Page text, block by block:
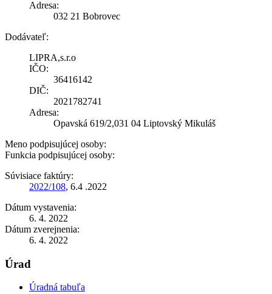
Adresa:
032 21 Bobrovec
Dodávateľ:
LIPRA,s.r.o
IČO:
36416142
DIČ:
2021782741
Adresa:
Opavská 619/2,031 04 Liptovský Mikuláš
Meno podpisujúcej osoby:
Funkcia podpisujúcej osoby:
Súvisiace faktúry:
2022/108, 6.4 .2022
Dátum vystavenia:
6. 4. 2022
Dátum zverejnenia:
6. 4. 2022
Úrad
Úradná tabuľa